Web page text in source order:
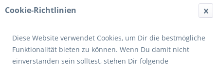
Menü
Cookie-Richtlinien
Diese Website verwendet Cookies, um Dir die bestmögliche
Funktionalität bieten zu können. Wenn Du damit nicht
einverstanden sein solltest, stehen Dir folgende